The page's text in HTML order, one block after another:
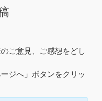
ご意見、ご感想をどし
ジへ」ボタンをクリッ